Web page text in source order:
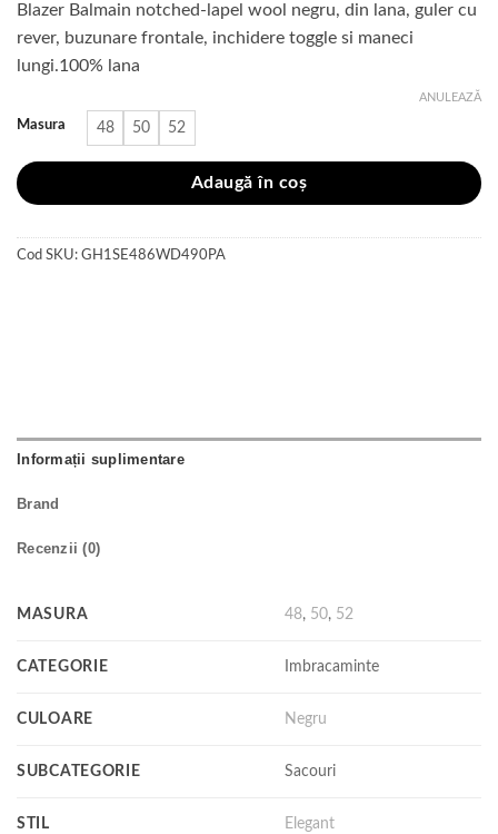
a
fost:
este:
5
Blazer Balmain notched-lapel wool negru, din lana, guler cu
rever, buzunare frontale, inchidere toggle si maneci
lungi.100% lana
Masura 48 50 52
ANULEAZĂ
Adaugă în coș
Cod SKU: GH1SE486WD490PA
Informații suplimentare
Brand
Recenzii (0)
MASURA 48, 50, 52
CATEGORIE Imbracaminte
CULOARE Negru
SUBCATEGORIE Sacouri
STIL Elegant